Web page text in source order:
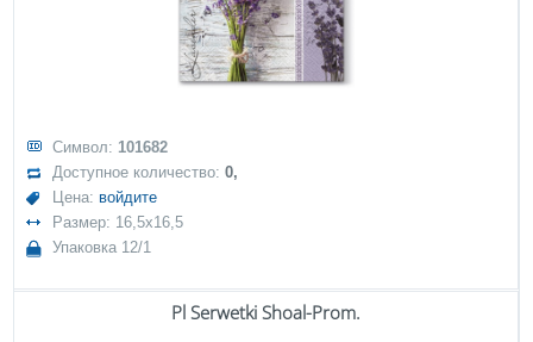
Символ: 101682
Доступное количество:0,
Цена: войдите
Размер: 16,5x16,5
Упаковка 12/1
Pl Serwetki Shoal-Prom.